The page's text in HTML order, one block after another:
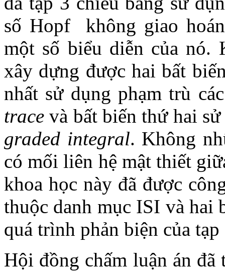
số Hopf không giao
một số biểu diễn của nó.
xây dựng được hai bất
nhất sử dụng phạm trù
trace và bất biến thứ hai
graded integral. Không
có mối liên hệ mật thiết
khoa học này đã được
thuộc danh mục ISI và hai
quá trình phản biện của
Hội đồng chấm luận án